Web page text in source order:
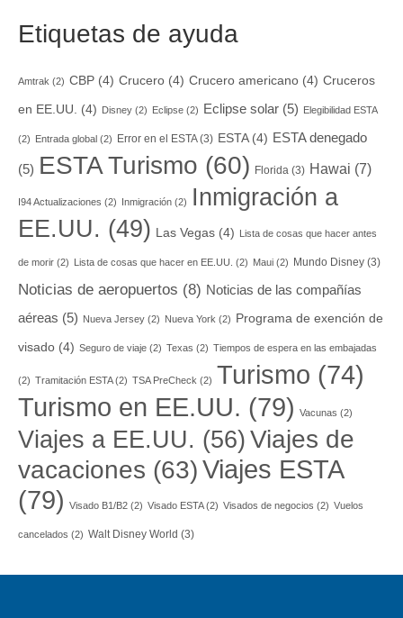
Etiquetas de ayuda
Amtrak (2) CBP (4) Crucero (4) Crucero americano (4) Cruceros
en EE.UU. (4) Disney (2) Eclipse (2) Eclipse solar (5) Elegibilidad ESTA
(2) Entrada global (2) Error en el ESTA(3) ESTA(4) ESTA denegado
(5) ESTA Turismo (60) Florida (3) Hawai (7)
I94 Actualizaciones (2) Inmigración (2)
Inmigración a
EE.UU. (49) Las Vegas (4) Lista de cosas que hacer antes
de morir (2) Lista de cosas que hacer en EE.UU. (2) Maui (2) Mundo Disney (3)
Noticias de aeropuertos (8) Noticias de las compañías
aéreas (5) Nueva Jersey (2) Nueva York (2) Programa de exención de
visado (4) Seguro de viaje (2) Texas (2) Tiempos de espera en las embajadas
(2) Tramitación ESTA(2) TSA PreCheck (2) Turismo (74)
Turismo en EE.UU. (79) Vacunas (2)
Viajes a EE.UU. (56)Viajes de
vacaciones (63)Viajes ESTA
(79) Visado B1/B2 (2) Visado ESTA(2) Visados de negocios (2) Vuelos
cancelados (2) Walt Disney World (3)